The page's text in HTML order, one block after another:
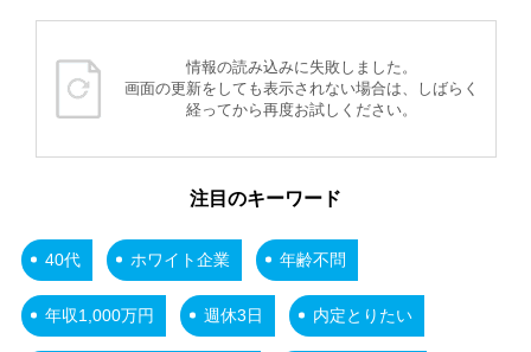
情報の読み込みに失敗しました。
画面の更新をしても表示されない場合は、しばらく
経ってから再度お試しください。
注目のキーワード
40代 ホワイト企業 年齢不問
年収1,000万円 週休3日 内定とりたい